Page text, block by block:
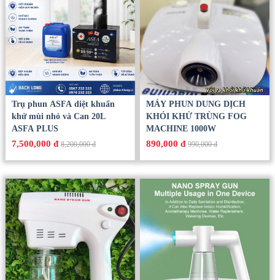
Trụ phun ASFA diệt khuẩn
khử mùi nhỏ và Can 20L
ASFA PLUS
7,500,000 đ 8,200,000 đ
MÁY PHUN DUNG DỊCH
KHÓI KHỬ TRÙNG FOG
MACHINE 1000W
890,000 đ 990,000 đ